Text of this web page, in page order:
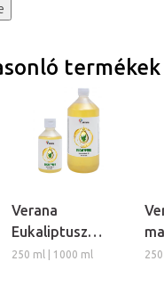
termékek
Verana
Eukaliptusz
masszázsolaj
250 ml | 1000 ml